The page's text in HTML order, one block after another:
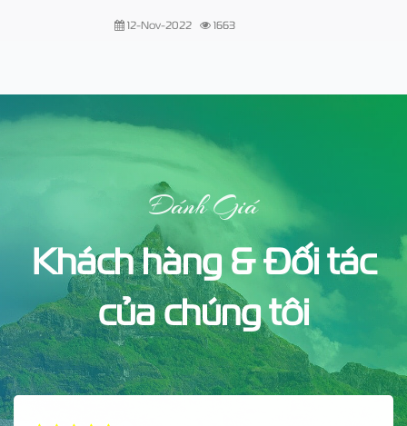
12-Nov-2022 1663
Đánh Giá
Khách hàng & Đối tác
của chúng tôi